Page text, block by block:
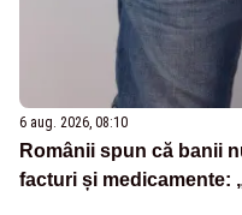
6 aug. 2026, 08:10
Românii spun că banii
facturi și medicamente: